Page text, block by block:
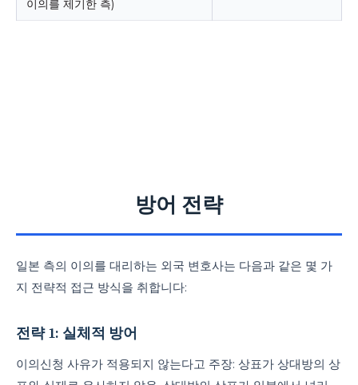
이의를 제기한 측)
방어 전략
일본 측의 이의를 대리하는 외국 변호사는 다음과 같은 몇 가
지 전략적 접근 방식을 취합니다:
전략 1: 실체적 방어
이의신청 사유가 적용되지 않는다고 주장: 상표가 상대방의 상